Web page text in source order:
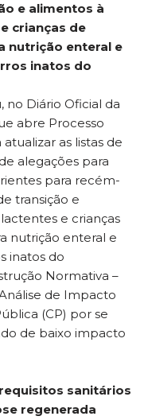
e alimentos à
crianças de
nutrição enteral e
inatos do
no Diário Oficial da
abre Processo
as listas de
alegações para
para recém-
transição e
e crianças
nutrição enteral e
inatos do
Normativa –
de Impacto
(CP) por se
de baixo impacto
sanitários
regenerada